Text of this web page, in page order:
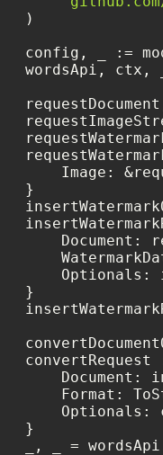
)
config, _ :=
wordsApi, ctx,
Image:
}
Document:
Optionals:
}
convertRequest
Document:
Format:
Optionals:
}
_, _ =